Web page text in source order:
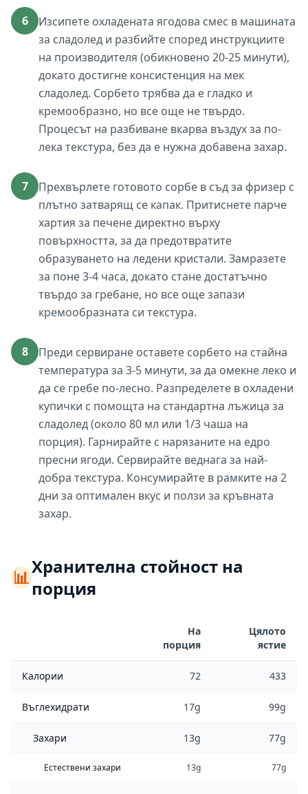
6
Изсипете охладената ягодова смес в машината
за сладолед и разбийте според инструкциите
на производителя (обикновено 20-25 минути),
докато достигне консистенция на мек
сладолед. Сорбето трябва да е гладко и
кремообразно, но все още не твърдо.
Процесът на разбиване вкарва въздух за по-
лека текстура, без да е нужна добавена захар.
7
Прехвърлете готовото сорбе в съд за фризер с
плътно затварящ се капак. Притиснете парче
хартия за печене директно върху
повърхността, за да предотвратите
образуването на ледени кристали. Замразете
за поне 3-4 часа, докато стане достатъчно
твърдо за гребане, но все още запази
кремообразната си текстура.
8
Преди сервиране оставете сорбето на стайна
температура за 3-5 минути, за да омекне леко и
да се гребе по-лесно. Разпределете в охладени
купички с помощта на стандартна лъжица за
сладолед (около 80 мл или 1/3 чаша на
порция). Гарнирайте с нарязаните на едро
пресни ягоди. Сервирайте веднага за най-
добра текстура. Консумирайте в рамките на 2
дни за оптимален вкус и ползи за кръвната
захар.
📊Хранителна стойност на
порция
На
порция
Цялото
ястие
Калории 72 433
Въглехидрати 17g 99g
Захари 13g 77g
Естествени захари 13g 77g